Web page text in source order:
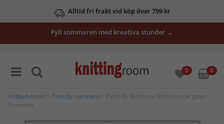
Alltid fri frakt vid köp över 799 kr
Fyll sommaren med kreativa stunder →
0 0
Hobbyhörnan Paint by numbers > Paint By Numbers Blommande gator i
Provence